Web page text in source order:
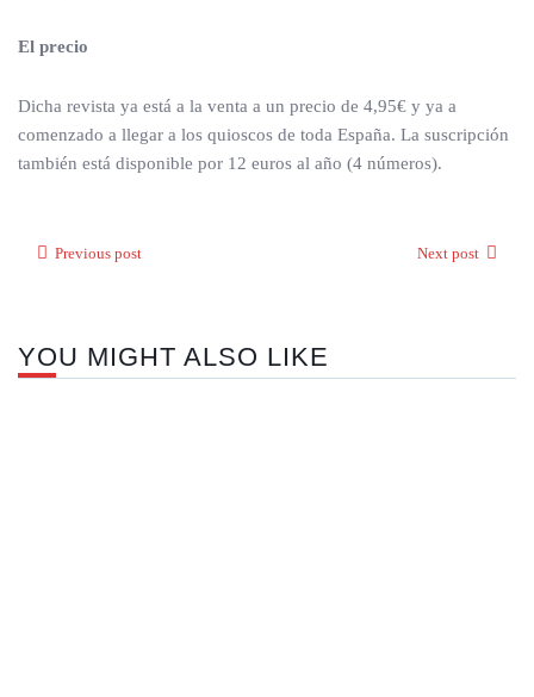
El precio
Dicha revista ya está a la venta a un precio de 4,95€ y ya a
comenzado a llegar a los quioscos de toda España. La suscripción
también está disponible por 12 euros al año (4 números).
Previous post Next post
YOU MIGHT ALSO LIKE